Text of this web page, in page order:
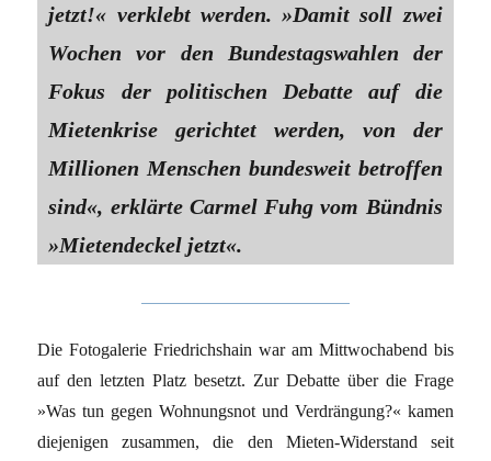
jetzt!« verklebt werden. »Damit soll zwei
Wochen vor den Bundestagswahlen der
Fokus der politischen Debatte auf die
Mietenkrise gerichtet werden, von der
Millionen Menschen bundesweit betroffen
sind«, erklärte Carmel Fuhg vom Bündnis
»Mietendeckel jetzt«.
Die Fotogalerie Friedrichshain war am Mittwochabend bis
auf den letzten Platz besetzt. Zur Debatte über die Frage
»Was tun gegen Wohnungsnot und Verdrängung?« kamen
diejenigen zusammen, die den Mieten-Widerstand seit